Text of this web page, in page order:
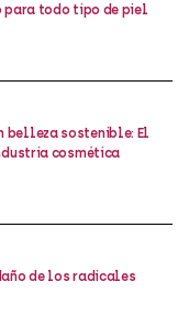
para todo tipo de piel
belleza sostenible: El
cosmética
de los radicales